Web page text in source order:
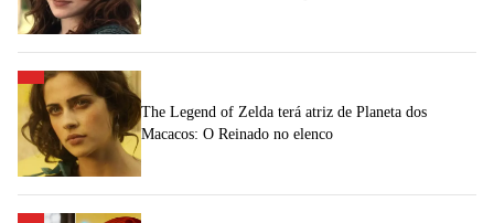
The Legend of Zelda terá atriz de Planeta dos
Macacos: O Reinado no elenco